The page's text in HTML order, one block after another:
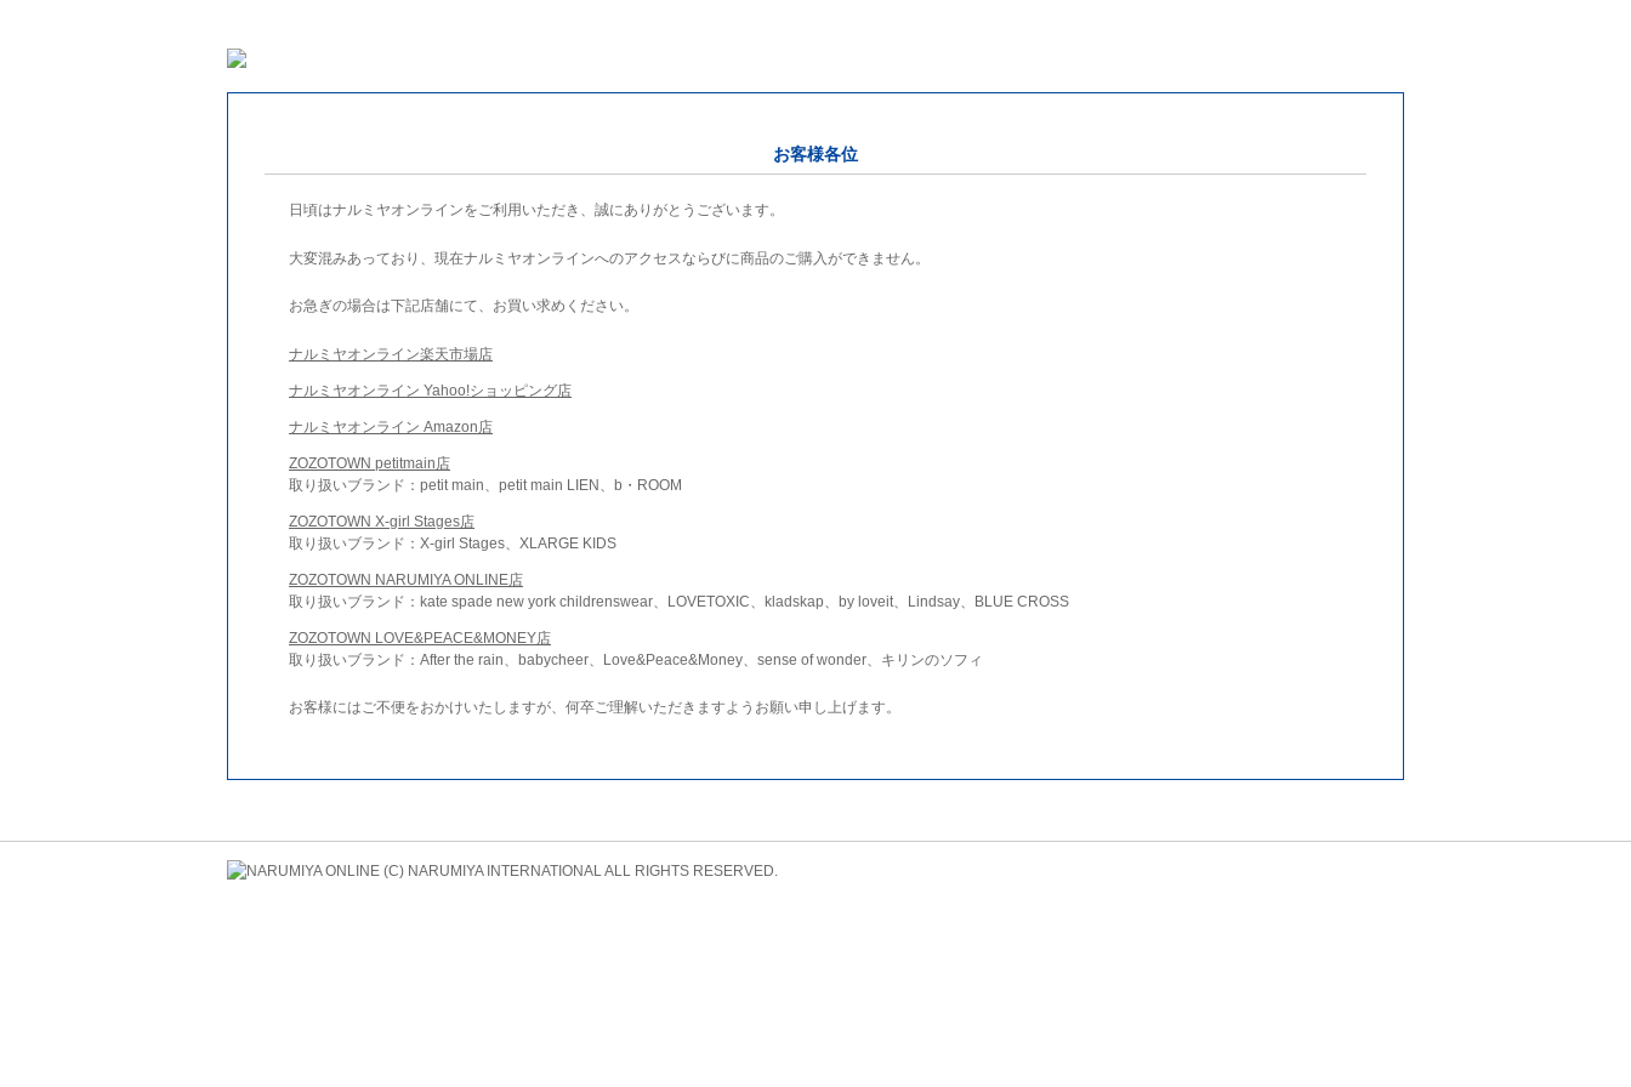
お客様各位
日頃はナルミヤオンラインをご利用いただき、誠にありがとうございます。
大変混みあっており、現在ナルミヤオンラインへのアクセスならびに商品のご購入ができません。
お急ぎの場合は下記店舗にて、お買い求めください。
ナルミヤオンライン楽天市場店
ナルミヤオンライン Yahoo!ショッピング店
ナルミヤオンライン Amazon店
ZOZOTOWN petitmain店
取り扱いブランド：petit main、petit main LIEN、b・ROOM
ZOZOTOWN X-girl Stages店
取り扱いブランド：X-girl Stages、XLARGE KIDS
ZOZOTOWN NARUMIYA ONLINE店
取り扱いブランド：kate spade new york childrenswear、LOVETOXIC、kladskap、by loveit、Lindsay、BLUE CROSS
ZOZOTOWN LOVE&PEACE&MONEY店
取り扱いブランド：After the rain、babycheer、Love&Peace&Money、sense of wonder、キリンのソフィ
お客様にはご不便をおかけいたしますが、何卒ご理解いただきますようお願い申し上げます。